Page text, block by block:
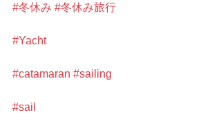
#冬休み #冬休み旅行
#Yacht
#catamaran #sailing
#sail